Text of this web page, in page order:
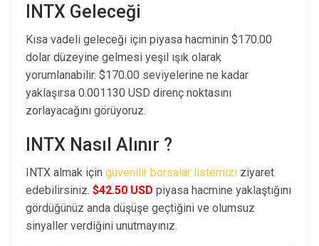
INTX Geleceği
Kısa vadeli geleceği için piyasa hacminin $170.00
dolar düzeyine gelmesi yeşil ışık olarak
yorumlanabilir. $170.00 seviyelerine ne kadar
yaklaşırsa 0.001130 USD direnç noktasını
zorlayacağını görüyoruz.
INTX Nasıl Alınır ?
INTX almak için güvenilir borsalar listemizi ziyaret
edebilirsiniz. $42.50 USD piyasa hacmine yaklaştığını
gördüğünüz anda düşüşe geçtiğini ve olumsuz
sinyaller verdiğini unutmayınız.